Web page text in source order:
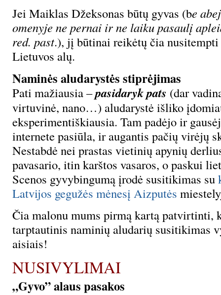
Jei Maiklas Džeksonas būtų gyvas (be
omenyje ne pernai ir ne laiku pasaulį
red. past.), jį būtinai reikėtų čia
Lietuvos alų.
Naminės aludarystės stiprėjimas
Pati mažiausia –pasidaryk pats (dar
virtuvinė, nano…) aludarystė išliko
eksperimentiškiausia. Tam padėjo ir
internete pasiūla, ir augantis pačių virėjų
Nestabdė nei prastas vietinių apynių
pavasario, itin karštos vasaros, o paskui
Scenos gyvybingumą įrodė susitikimas su
Latvijos gegužės mėnesį Aizputės
Čia malonu mums pirmą kartą patvirtinti,
tarptautinis naminių aludarių susitikimas
aisiais!
NUSIVYLIMAI
„Gyvo” alaus pasakos